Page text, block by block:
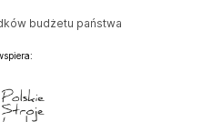
budżetu państwa